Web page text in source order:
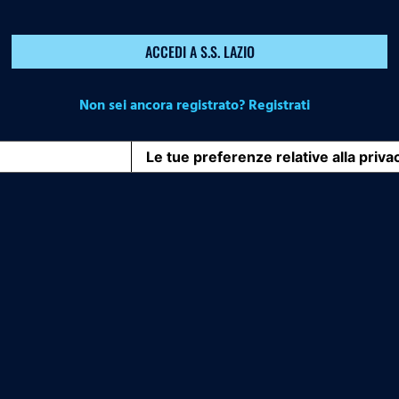
ACCEDI A S.S. LAZIO
Non sei ancora registrato? Registrati
Le tue preferenze relative alla